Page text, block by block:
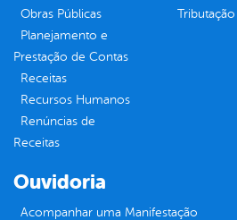
Obras Públicas
Planejamento e
Prestação de Contas
Receitas
Recursos Humanos
Renúncias de
Receitas
Tributação
Ouvidoria
Acompanhar uma Manifestação